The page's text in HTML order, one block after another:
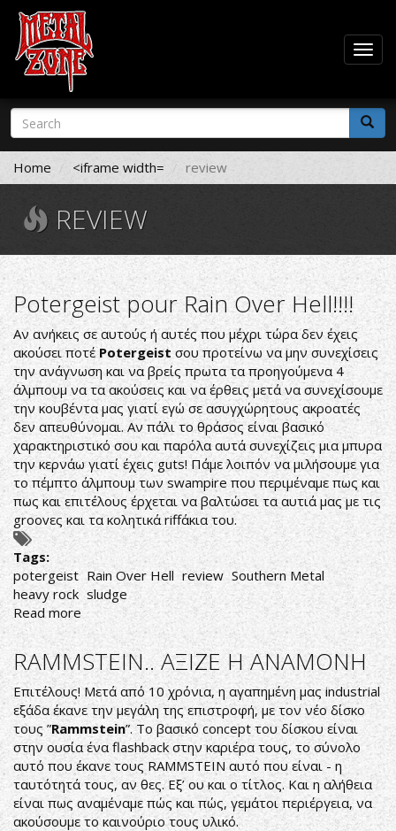
Skip
main
content
Search
form
Search
Home <iframe width= review
REVIEW
Potergeist pour Rain Over Hell!!!!
Αν ανήκεις σε αυτούς ή αυτές που μέχρι τώρα δεν έχεις
ακούσει ποτέPotergeistσου προτείνω να μην συνεχίσεις
την ανάγνωση και να βρείς πρωτα τα προηγούμενα 4
άλμπουμ να τα ακούσεις και να έρθεις μετά να συνεχίσουμε
την κουβέντα μας γιατί εγώ σε ασυγχώρητους ακροατές
δεν απευθύνομαι. Αν πάλι το θράσος είναι βασικό
χαρακτηριστικό σου και παρόλα αυτά συνεχίζεις μια μπυρα
την κερνάω γιατί έχεις guts! Πάμε λοιπόν να μιλήσουμε για
το πέμπτο άλμπουμ των swampire που περιμέναμε πως και
πως και επιτέλους έρχεται να βαλτώσει τα αυτιά μας με τις
groovες και τα κολητικά riffάκια του.
Tags:
potergeist Rain Over Hell review Southern Metal
heavy rock sludge
Read more about
Potergeist
pour
Rain
Over
Hell!!!!
RAMMSTEIN.. ΑΞΙΖΕ Η ΑΝΑΜΟΝΗ
Επιτέλους! Μετά από 10 χρόνια, η αγαπημένη μας industrial
εξάδα έκανε την μεγάλη της επιστροφή, με τον νέο δίσκο
τους ”Rammstein”. Το βασικό concept του δίσκου είναι
στην ουσία ένα flashback στην καριέρα τους, το σύνολο
αυτό που έκανε τους RAMMSTEIN αυτό που είναι - η
ταυτότητά τους, αν θες. Εξ’ ου και ο τίτλος. Και η αλήθεια
είναι πως αναμέναμε πώς και πώς, γεμάτοι περιέργεια, να
ακούσουμε το καινούριο τους υλικό.